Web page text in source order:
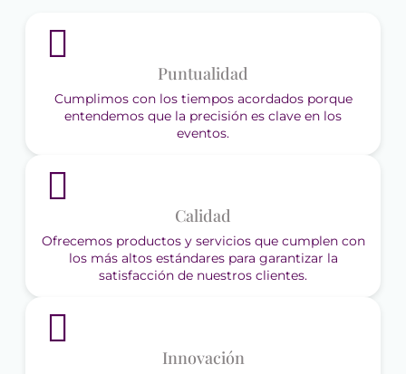
Puntualidad
Cumplimos con los tiempos acordados porque
entendemos que la precisión es clave en los
eventos.
Calidad
Ofrecemos productos y servicios que cumplen con
los más altos estándares para garantizar la
satisfacción de nuestros clientes.
Innovación